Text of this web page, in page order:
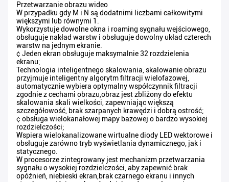
Przetwarzanie obrazu wideo
W przypadku gdy M i N są dodatnimi liczbami całkowitymi
większymi lub równymi 1.
Wykorzystuje dowolne okna i roaming sygnału wejściowego,
obsługuje nakład warstw i obsługuje dowolny układ czterech
warstw na jednym ekranie.
¢ Jeden ekran obsługuje maksymalnie 32 rozdzielenia
ekranu;
Technologia inteligentnego skalowania, skalowanie obrazu
przyjmuje inteligentny algorytm filtracji wielofazowej,
automatycznie wybiera optymalny współczynnik filtracji
zgodnie z cechami obrazu,obraz jest zbliżony do efektu
skalowania skali wielkości, zapewniając większą
szczegółowość, brak szarpanych krawędzi i dobrą ostrość;
¢ obsługa wielokanałowej mapy bazowej o bardzo wysokiej
rozdzielczości;
Wspiera wielokanalizowane wirtualne diody LED wektorowe i
obsługuje zarówno tryb wyświetlania dynamicznego, jak i
statycznego.
W procesorze zintegrowany jest mechanizm przetwarzania
sygnału o wysokiej rozdzielczości, aby zapewnić brak
opóźnień, niebieski ekran,brak czarnego ekranu i innych